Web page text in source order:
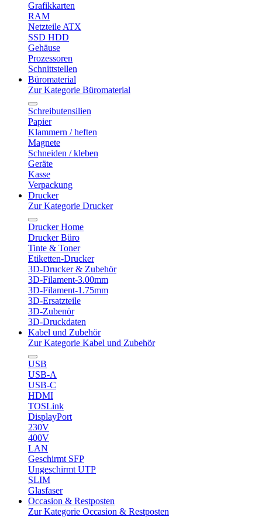
Grafikkarten
RAM
Netzteile ATX
SSD HDD
Gehäuse
Prozessoren
Schnittstellen
Büromaterial
Zur Kategorie Büromaterial
Schreibutensilien
Papier
Klammern / heften
Magnete
Schneiden / kleben
Geräte
Kasse
Verpackung
Drucker
Zur Kategorie Drucker
Drucker Home
Drucker Büro
Tinte & Toner
Etiketten-Drucker
3D-Drucker & Zubehör
3D-Filament-3.00mm
3D-Filament-1.75mm
3D-Ersatzteile
3D-Zubenör
3D-Druckdaten
Kabel und Zubehör
Zur Kategorie Kabel und Zubehör
USB
USB-A
USB-C
HDMI
TOSLink
DisplayPort
230V
400V
LAN
Geschirmt SFP
Ungeschirmt UTP
SLIM
Glasfaser
Occasion & Restposten
Zur Kategorie Occasion & Restposten